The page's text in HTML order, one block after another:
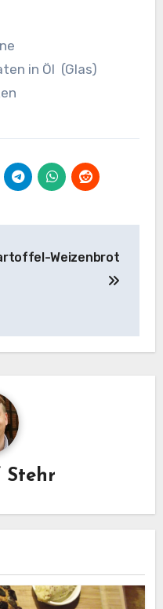
in Öl (Glas)
Weizenbrot
Stehr